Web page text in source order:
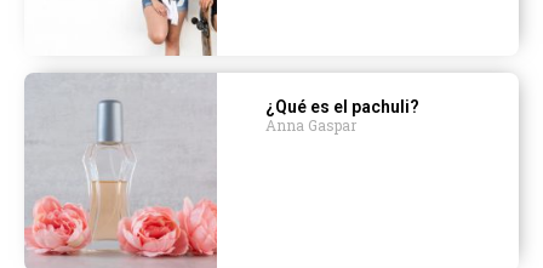
¿Qué es el pachuli?
Anna Gaspar